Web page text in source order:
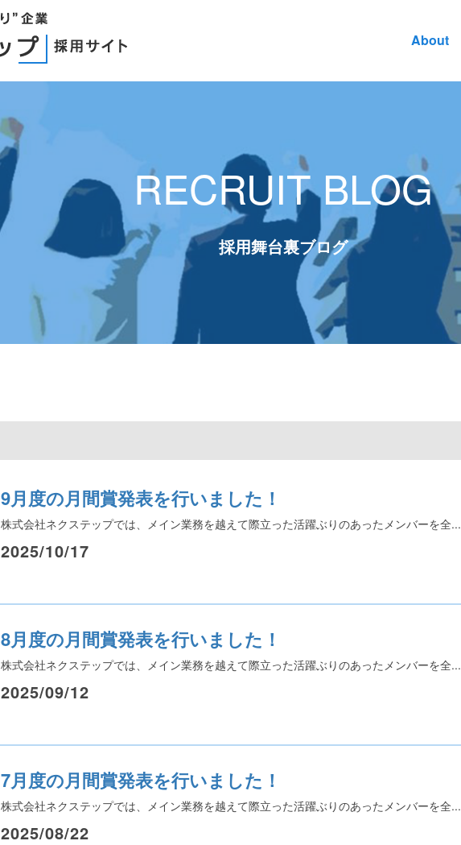
About
RECRUIT BLOG
採用舞台裏ブログ
9月度の月間賞発表を行いました！
株式会社ネクステップでは、メイン業務を越えて際立った活躍ぶりのあったメンバーを全...
2025/10/17
8月度の月間賞発表を行いました！
株式会社ネクステップでは、メイン業務を越えて際立った活躍ぶりのあったメンバーを全...
2025/09/12
7月度の月間賞発表を行いました！
株式会社ネクステップでは、メイン業務を越えて際立った活躍ぶりのあったメンバーを全...
2025/08/22